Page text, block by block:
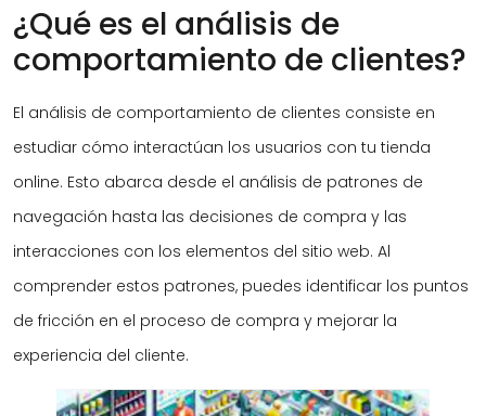
¿Qué es el análisis de
comportamiento de clientes?
El análisis de comportamiento de clientes consiste en
estudiar cómo interactúan los usuarios con tu tienda
online. Esto abarca desde el análisis de patrones de
navegación hasta las decisiones de compra y las
interacciones con los elementos del sitio web. Al
comprender estos patrones, puedes identificar los puntos
de fricción en el proceso de compra y mejorar la
experiencia del cliente.